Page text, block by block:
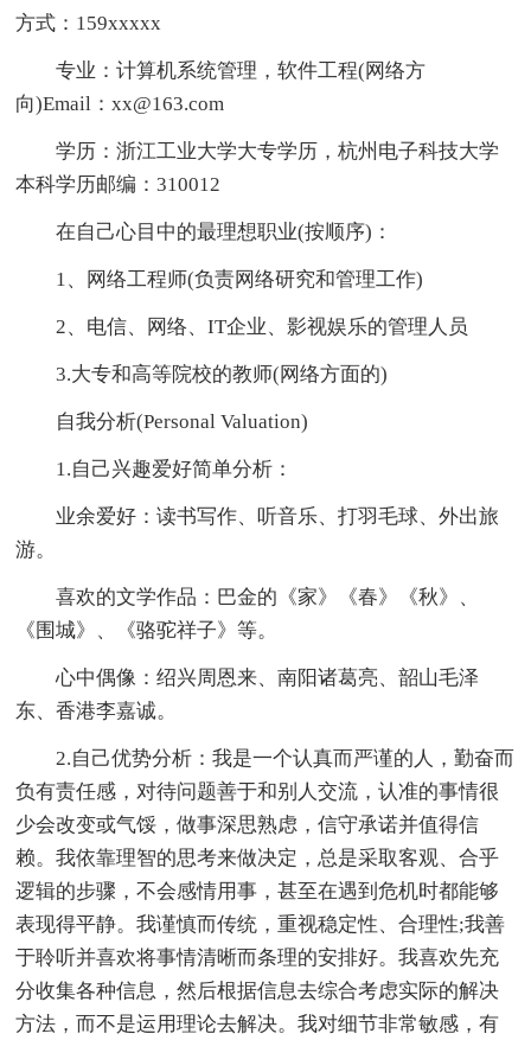
方式：159xxxxx
专业：计算机系统管理，软件工程(网络方
向)Email：xx@163.com
学历：浙江工业大学大专学历，杭州电子科技大学
本科学历邮编：310012
在自己心目中的最理想职业(按顺序)：
1、网络工程师(负责网络研究和管理工作)
2、电信、网络、IT企业、影视娱乐的管理人员
3.大专和高等院校的教师(网络方面的)
自我分析(Personal Valuation)
1.自己兴趣爱好简单分析：
业余爱好：读书写作、听音乐、打羽毛球、外出旅
游。
喜欢的文学作品：巴金的《家》《春》《秋》、
《围城》、《骆驼祥子》等。
心中偶像：绍兴周恩来、南阳诸葛亮、韶山毛泽
东、香港李嘉诚。
2.自己优势分析：我是一个认真而严谨的人，勤奋而
负有责任感，对待问题善于和别人交流，认准的事情很
少会改变或气馁，做事深思熟虑，信守承诺并值得信
赖。我依靠理智的思考来做决定，总是采取客观、合乎
逻辑的步骤，不会感情用事，甚至在遇到危机时都能够
表现得平静。我谨慎而传统，重视稳定性、合理性;我善
于聆听并喜欢将事情清晰而条理的安排好。我喜欢先充
分收集各种信息，然后根据信息去综合考虑实际的解决
方法，而不是运用理论去解决。我对细节非常敏感，有